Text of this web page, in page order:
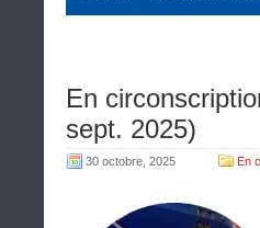
En
sept. 2025)
30 octobre, 2025 En